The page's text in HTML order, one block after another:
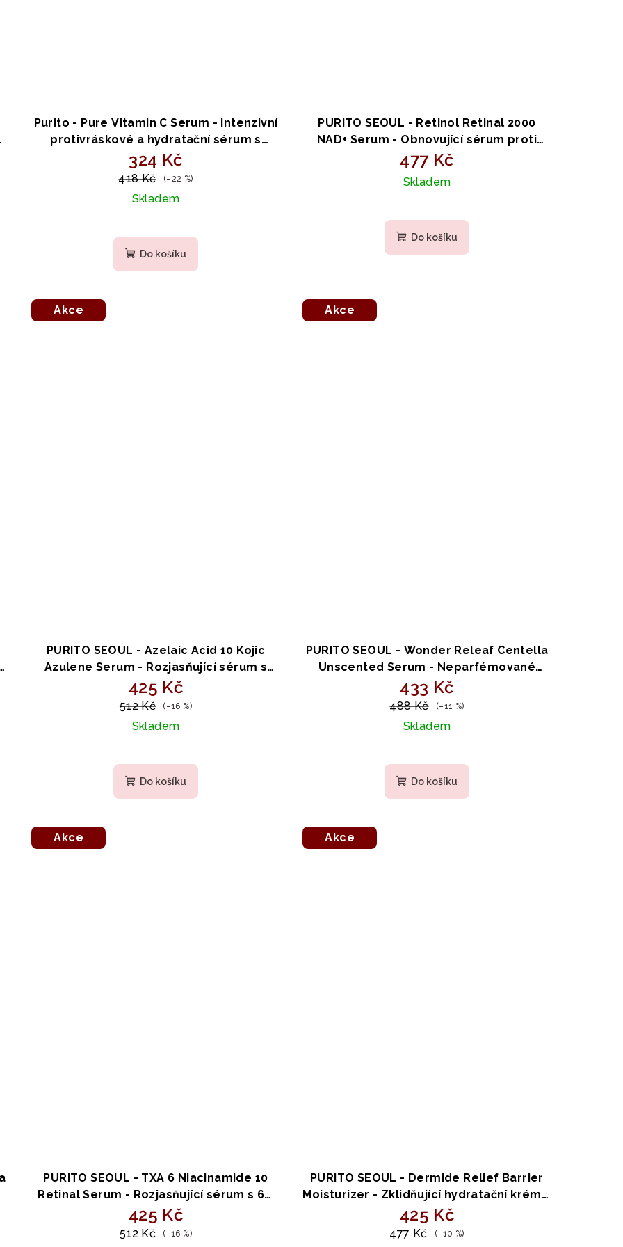
Purito - Pure Vitamin C Serum - intenzivní
protivráskové a hydratační sérum s
vitaminem C 60ml
324 Kč
418 Kč (–22 %)
Skladem
Do košíku
PURITO SEOUL - Retinol Retinal 2000
NAD+ Serum - Obnovující sérum proti
vráskám s retinolem, retinalem a NAD+
477 Kč
Skladem
Do košíku
Akce
PURITO SEOUL - Azelaic Acid 10 Kojic
Azulene Serum - Rozjasňující sérum s
kyselinou azelaovou a azulenem 30ml
425 Kč
512 Kč (–16 %)
Skladem
Do košíku
Akce
PURITO SEOUL - Wonder Releaf Centella
Unscented Serum - Neparfémované
sérum s extraktem z Centella asiatica
60ml
433 Kč
488 Kč (–11 %)
Skladem
Do košíku
Akce
PURITO SEOUL - TXA 6 Niacinamide 10
Retinal Serum - Rozjasňující sérum s 6%
TXA, 10% niacinamidem a retinalem -
30ml
425 Kč
512 Kč (–16 %)
Akce
PURITO SEOUL - Dermide Relief Barrier
Moisturizer - Zklidňující hydratační krém s
ceramidy a skvalanem 100ml
425 Kč
477 Kč (–10 %)